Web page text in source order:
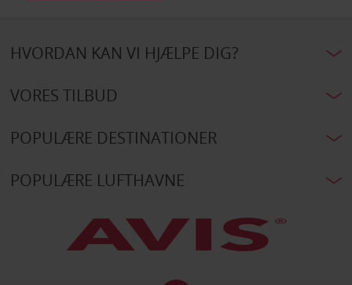
HVORDAN KAN VI HJÆLPE DIG?
VORES TILBUD
POPULÆRE DESTINATIONER
POPULÆRE LUFTHAVNE